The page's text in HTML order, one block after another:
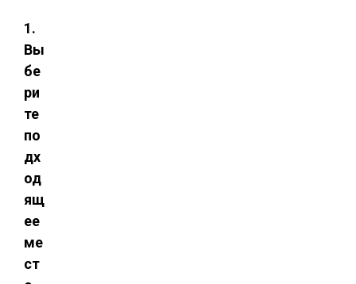
1.
Вы
бе
ри
те
по
дх
од
ящ
ее
ме
ст